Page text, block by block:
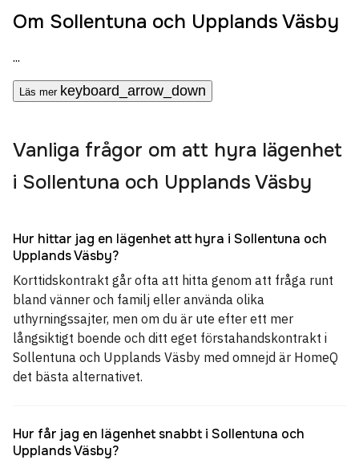
Om Sollentuna och Upplands Väsby
...
Läs mer keyboard_arrow_down
Vanliga frågor om att hyra lägenhet
i Sollentuna och Upplands Väsby
Hur hittar jag en lägenhet att hyra i Sollentuna och
Upplands Väsby?
Korttidskontrakt går ofta att hitta genom att fråga runt
bland vänner och familj eller använda olika
uthyrningssajter, men om du är ute efter ett mer
långsiktigt boende och ditt eget förstahandskontrakt i
Sollentuna och Upplands Väsby med omnejd är HomeQ
det bästa alternativet.
Hur får jag en lägenhet snabbt i Sollentuna och
Upplands Väsby?